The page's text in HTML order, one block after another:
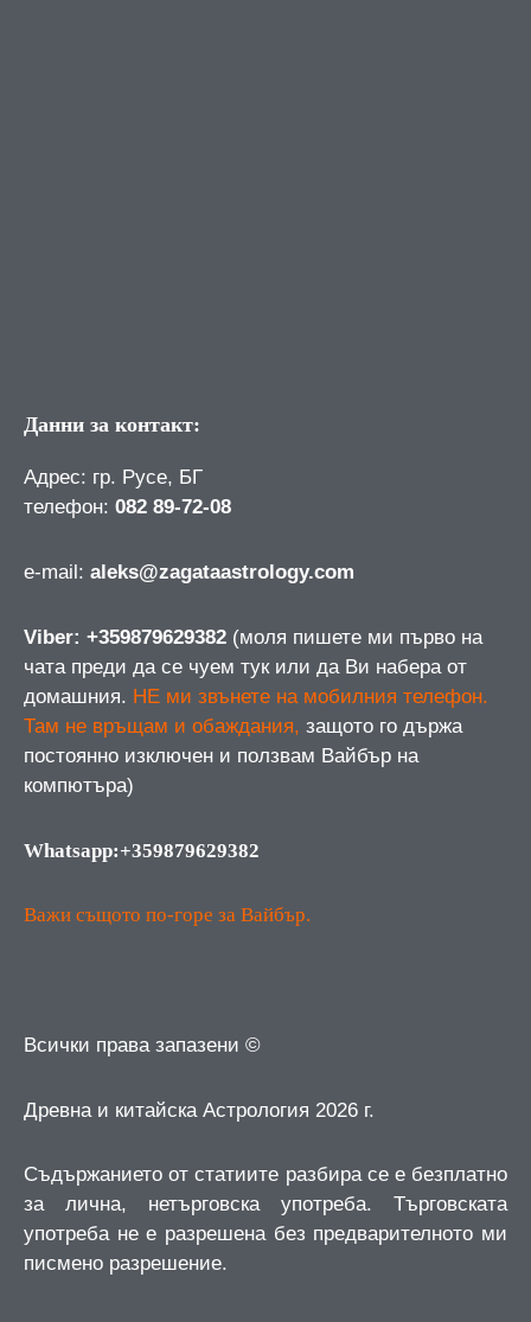
Данни за контакт:
Адрес: гр. Русе, БГ
телефон: 082 89-72-08
е-mail: aleks@zagataastrology.com
Viber: +359879629382 (моля пишете ми първо на
чата преди да се чуем тук или да Ви набера от
домашния. НЕ ми звънете на мобилния телефон.
Там не връщам и обаждания, защото го държа
постоянно изключен и ползвам Вайбър на
компютъра)
Whatsapp:+359879629382
Важи същото по-горе за Вайбър.
Всички права запазени ©
Древна и китайска Астрология 2026 г.
Съдържанието от статиите разбира се е безплатно
за лична, нетърговска употреба.
Търговската
употреба не е разрешена без предварителното ми
писмено разрешение.